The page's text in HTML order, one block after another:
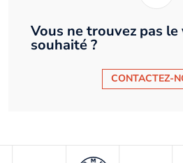
Vous ne trouvez pas le
souhaité ?
CONTACTEZ-